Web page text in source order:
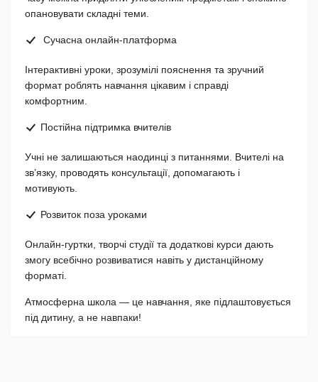
опановувати складні теми.
Сучасна онлайн-платформа
Інтерактивні уроки, зрозумілі пояснення та зручний
формат роблять навчання цікавим і справді
комфортним.
Постійна підтримка вчителів
Учні не залишаються наодинці з питаннями. Вчителі на
зв’язку, проводять консультації, допомагають і
мотивують.
Розвиток поза уроками
Онлайн-гуртки, творчі студії та додаткові курси дають
змогу всебічно розвиватися навіть у дистанційному
форматі.
Атмосферна школа — це навчання, яке підлаштовується
під дитину, а не навпаки!